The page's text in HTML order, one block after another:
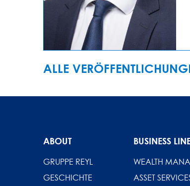
ALLE
ABOUT
GRUPPE REYL
GESCHICHTE
BUSINESS
WEALTH
ASSET